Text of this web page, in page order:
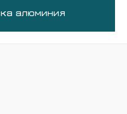
алюминия